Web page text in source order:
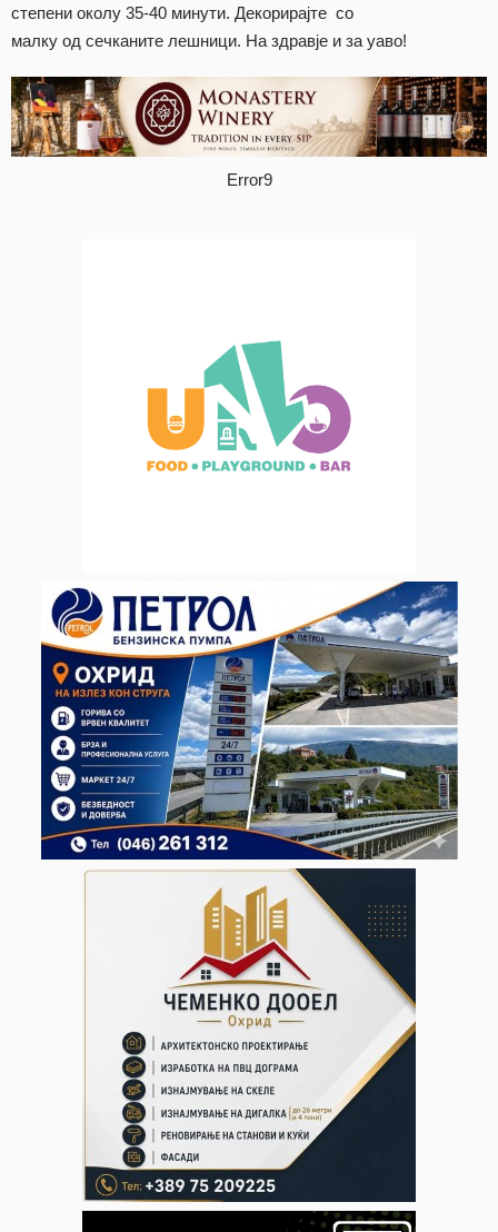
степени околу 35-40 минути. Декорирајте со
малку од сечканите лешници. На здравје и за уаво!
Error9